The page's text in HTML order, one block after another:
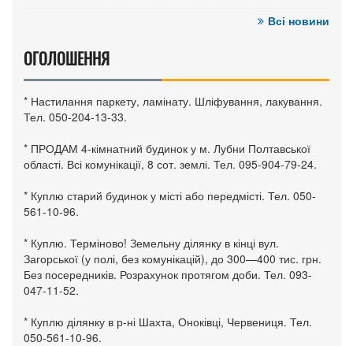
Всі новини
ОГОЛОШЕННЯ
* Настилання паркету, ламінату. Шліфування, лакування.
Тел. 050-204-13-33.
* ПРОДАМ 4-кімнатний будинок у м. Лубни Полтавської
області. Всі комунікації, 8 сот. землі. Тел. 095-904-79-24.
* Куплю старий будинок у місті або передмісті. Тел. 050-
561-10-96.
* Куплю. Терміново! Земельну ділянку в кінці вул.
Загорської (у полі, без комунікацій), до 300—400 тис. грн.
Без посередників. Розрахунок протягом доби. Тел. 093-
047-11-52.
* Куплю ділянку в р-ні Шахта, Оноківці, Червениця. Тел.
050-561-10-96.